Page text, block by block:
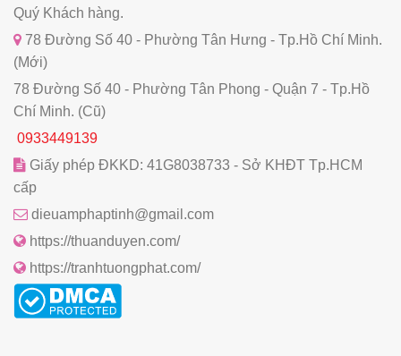
Quý Khách hàng.
78 Đường Số 40 - Phường Tân Hưng - Tp.Hồ Chí Minh.
(Mới)
78 Đường Số 40 - Phường Tân Phong - Quận 7 - Tp.Hồ
Chí Minh. (Cũ)
0933449139
Giấy phép ĐKKD: 41G8038733 - Sở KHĐT Tp.HCM
cấp
dieuamphaptinh@gmail.com
https://thuanduyen.com/
https://tranhtuongphat.com/